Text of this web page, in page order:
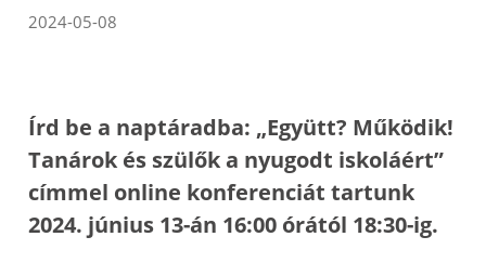
2024-05-08
Írd be a naptáradba: „Együtt? Működik!
Tanárok és szülők a nyugodt iskoláért”
címmel online konferenciát tartunk
2024. június 13-án 16:00 órától 18:30-ig.